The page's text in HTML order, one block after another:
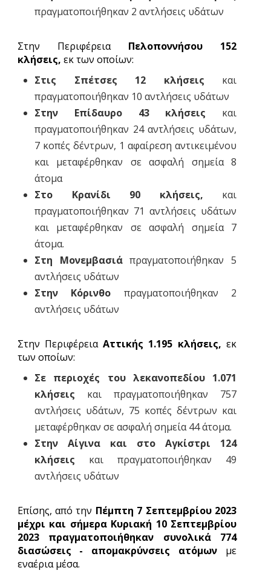
πραγματοποιήθηκαν 2 αντλήσεις υδάτων
Στην ΠεριφέρειαΠελοποννήσου 152
κλήσεις, εκ των οποίων:
Στις Σπέτσες 12 κλήσεις και
πραγματοποιήθηκαν 10 αντλήσεις υδάτων
Στην Επίδαυρο 43 κλήσεις και
πραγματοποιήθηκαν 24 αντλήσεις υδάτων,
7 κοπές δέντρων, 1 αφαίρεση αντικειμένου
και μεταφέρθηκαν σε ασφαλή σημεία 8
άτομα
Στο Κρανίδι 90 κλήσεις, και
πραγματοποιήθηκαν 71 αντλήσεις υδάτων
και μεταφέρθηκαν σε ασφαλή σημεία 7
άτομα.
Στη Μονεμβασιάπραγματοποιήθηκαν 5
αντλήσεις υδάτων
Στην Κόρινθο πραγματοποιήθηκαν 2
αντλήσεις υδάτων
Στην ΠεριφέρειαΑττικής 1.195 κλήσεις,εκ
των οποίων:
Σε περιοχές του λεκανοπεδίου 1.071
κλήσεις και πραγματοποιήθηκαν 757
αντλήσεις υδάτων, 75 κοπές δέντρων και
μεταφέρθηκαν σε ασφαλή σημεία 44 άτομα.
Στην Αίγινα και στο Αγκίστρι 124
κλήσεις και πραγματοποιήθηκαν 49
αντλήσεις υδάτων
Επίσης, από την Πέμπτη 7 Σεπτεμβρίου 2023
μέχρι και σήμερα Κυριακή 10 Σεπτεμβρίου
2023 πραγματοποιήθηκαν συνολικά 774
διασώσεις - απομακρύνσεις ατόμων με
εναέρια μέσα.